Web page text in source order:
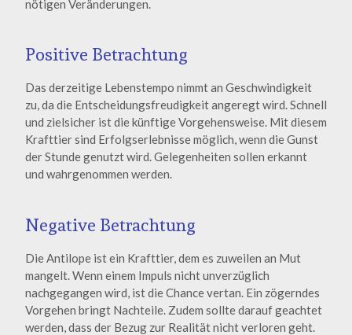
nötigen Veränderungen.
Positive Betrachtung
Das derzeitige Lebenstempo nimmt an Geschwindigkeit
zu, da die Entscheidungsfreudigkeit angeregt wird. Schnell
und zielsicher ist die künftige Vorgehensweise. Mit diesem
Krafttier sind Erfolgserlebnisse möglich, wenn die Gunst
der Stunde genutzt wird. Gelegenheiten sollen erkannt
und wahrgenommen werden.
Negative Betrachtung
Die Antilope ist ein Krafttier, dem es zuweilen an Mut
mangelt. Wenn einem Impuls nicht unverzüglich
nachgegangen wird, ist die Chance vertan. Ein zögerndes
Vorgehen bringt Nachteile. Zudem sollte darauf geachtet
werden, dass der Bezug zur Realität nicht verloren geht.